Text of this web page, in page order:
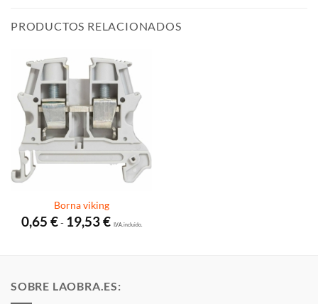
PRODUCTOS RELACIONADOS
Borna viking
0,65 € - 19,53€Rango
de
I.V.A. incluido.
SOBRE LAOBRA.ES: